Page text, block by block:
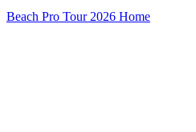
Beach Pro Tour 2026 Home